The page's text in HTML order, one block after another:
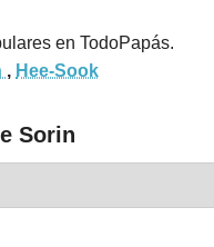
en TodoPapás.
, Hee-Sook
Sorin